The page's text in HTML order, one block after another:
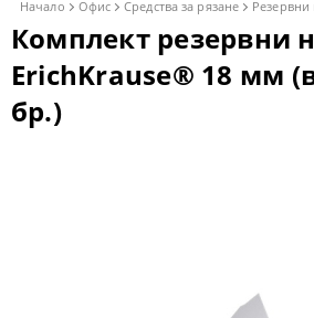
Начало Офис Средства за рязане
Комплект резервни
ErichKrause® 18 мм
бр.)